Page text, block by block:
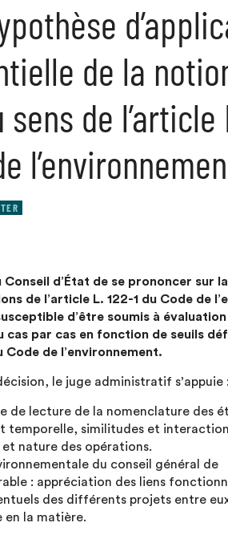
de la
de l’article
d’État de se prononcer sur
de l’article L. 122-1 du Code de
d’être soumis à évaluation
par cas en fonction de seuils
Code de l’environnement.
le juge administratif s’appuie :
de lecture de la nomenclature des
temporelle, similitudes et
nature des opérations.
du conseil général de
: appréciation des liens
des différents projets entre
en la matière.